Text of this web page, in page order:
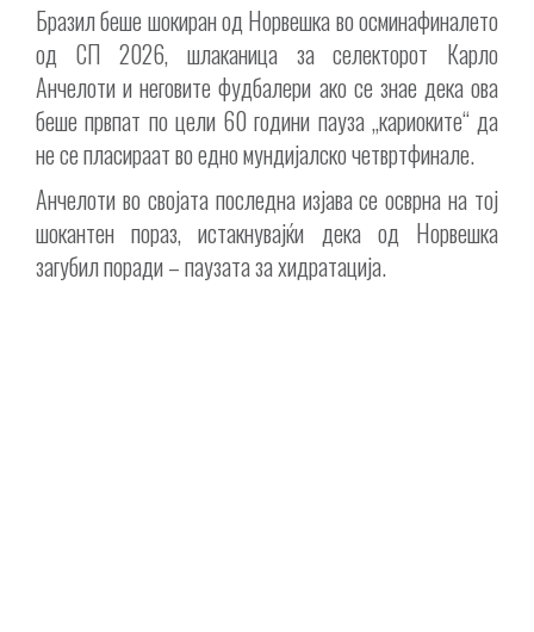
Бразил беше шокиран од Норвешка во осминафиналето
од СП 2026, шлаканица за селекторот Карло
Анчелоти и неговите фудбалери ако се знае дека ова
беше првпат по цели 60 години пауза „кариоките“ да
не се пласираат во едно мундијалско четвртфинале.
Анчелоти во својата последна изјава се осврна на тој
шокантен пораз, истакнувајќи дека од Норвешка
загубил поради – паузата за хидратација.